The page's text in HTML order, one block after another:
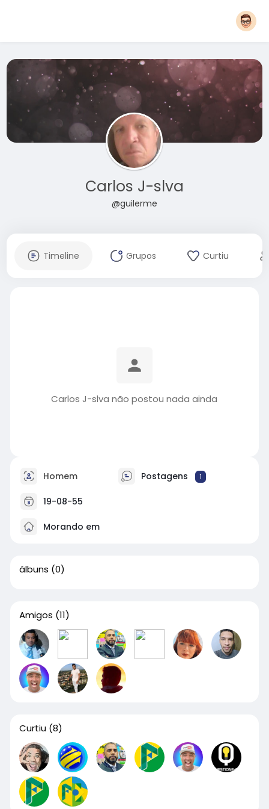
Carlos J-slva
@guilerme
Timeline Grupos Curtiu
Carlos J-slva não postou nada ainda
Homem Postagens 1
19-08-55
Morando em
álbuns (0)
Amigos (11)
Curtiu (8)